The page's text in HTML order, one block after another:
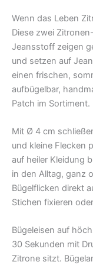
Wenn das Leben
Diese zwei
Jeansstoff zeigen
und setzen auf
einen frischen,
aufbügelbar,
Patch im Sortiment.
Mit Ø 4 cm
und kleine Flecken
auf heiler Kleidung
in den Alltag, ganz
Bügelflicken direkt
Stichen fixieren
Bügeleisen auf
30 Sekunden mit
Zitrone sitzt.